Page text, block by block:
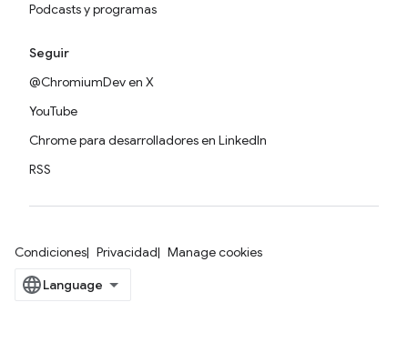
Podcasts y programas
Seguir
@ChromiumDev en X
YouTube
Chrome para desarrolladores en LinkedIn
RSS
Condiciones Privacidad Manage cookies